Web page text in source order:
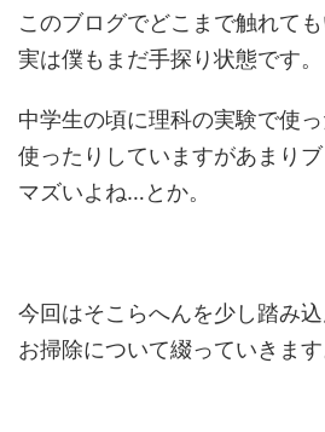
このブログでどこまで触れても
実は僕もまだ手探り状態です。
中学生の頃に理科の実験で使
使ったりしていますがあまり
マズいよね…とか。
今回はそこらへんを少し踏み
お掃除について綴っていきます